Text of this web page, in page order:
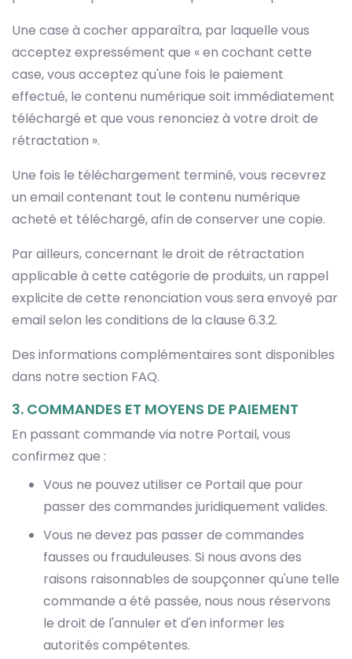
Une case à cocher apparaîtra, par laquelle vous
acceptez expressément que « en cochant cette
case, vous acceptez qu'une fois le paiement
effectué, le contenu numérique soit immédiatement
téléchargé et que vous renonciez à votre droit de
rétractation ».
Une fois le téléchargement terminé, vous recevrez
un email contenant tout le contenu numérique
acheté et téléchargé, afin de conserver une copie.
Par ailleurs, concernant le droit de rétractation
applicable à cette catégorie de produits, un rappel
explicite de cette renonciation vous sera envoyé par
email selon les conditions de la clause 6.3.2.
Des informations complémentaires sont disponibles
dans notre section FAQ.
3. COMMANDES ET MOYENS DE PAIEMENT
En passant commande via notre Portail, vous
confirmez que :
Vous ne pouvez utiliser ce Portail que pour
passer des commandes juridiquement valides.
Vous ne devez pas passer de commandes
fausses ou frauduleuses. Si nous avons des
raisons raisonnables de soupçonner qu'une telle
commande a été passée, nous nous réservons
le droit de l'annuler et d'en informer les
autorités compétentes.